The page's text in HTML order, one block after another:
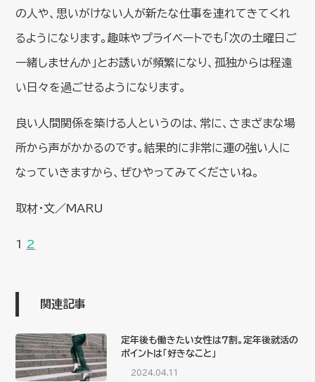
の人や、思いがけない人が新たな仕事を連れてきてくれ
るようになります。趣味やプライベートでも「次の土曜日ご
一緒しませんか」とお誘いが頻繁になり、孤独からは程遠
い日々を過ごせるようになります。
良い人間関係を築ける人というのは、常に、さまざまな場
所から声がかかるのです。結果的に非常に運の強い人に
なっていきますから、ぜひやってみてくださいね。
取材・文／MARU
1 2
関連記事
定年後も働きたい女性は７割。定年後就活の
ポイントは「好きなこと」
2024.04.11